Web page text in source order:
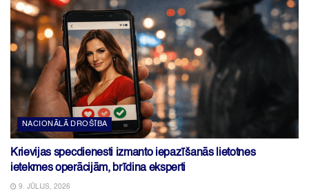
NACIONĀLĀ DROŠĪBA
Krievijas specdienesti izmanto iepazīšanās lietotnes
ietekmes operācijām, brīdina eksperti
9. JŪLIJS, 2026